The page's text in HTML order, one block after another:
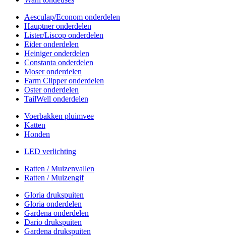
Aesculap/Econom onderdelen
Hauptner onderdelen
Lister/Liscop onderdelen
Eider onderdelen
Heiniger onderdelen
Constanta onderdelen
Moser onderdelen
Farm Clipper onderdelen
Oster onderdelen
TailWell onderdelen
Voerbakken pluimvee
Katten
Honden
LED verlichting
Ratten / Muizenvallen
Ratten / Muizengif
Gloria drukspuiten
Gloria onderdelen
Gardena onderdelen
Dario drukspuiten
Gardena drukspuiten